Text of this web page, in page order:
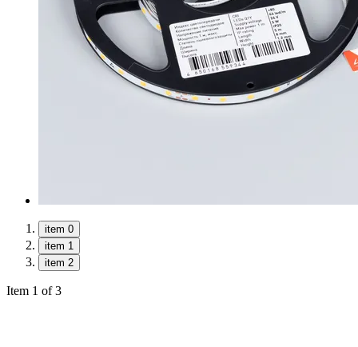
item 0
item 1
item 2
Item 1 of 3